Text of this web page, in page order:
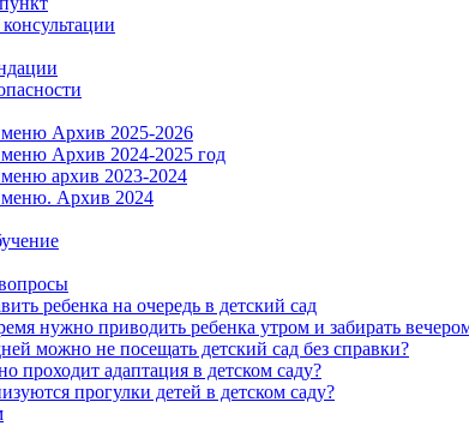
Архив 2025-2026
Архив 2024-2025 год
архив 2023-2024
Архив 2024
ребенка на очередь в детский сад
нужно приводить ребенка утром и забирать
можно не посещать детский сад без справки?
проходит адаптация в детском саду?
прогулки детей в детском саду?